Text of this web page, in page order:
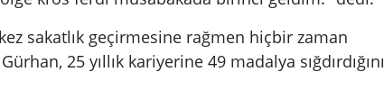
sakatlık geçirmesine rağmen hiçbir zaman
25 yıllık kariyerine 49 madalya sığdırdığını